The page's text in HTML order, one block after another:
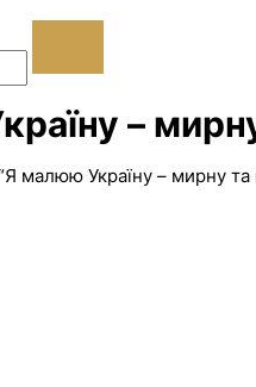
–
малюю Україну – мирну та